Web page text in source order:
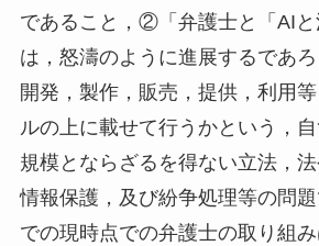
であること，②「弁護士と「AIと
は，怒濤のように進展するであ
開発，製作，販売，提供，利用
ルの上に載せて行うかという，
規模とならざるを得ない立法，法
情報保護，及び紛争処理等の問
での現時点での弁護士の取り組